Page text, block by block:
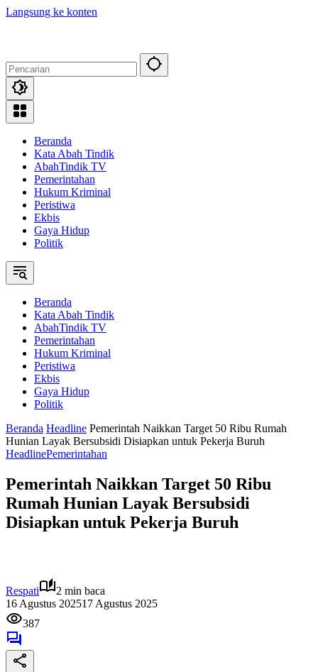
Langsung ke konten
Beranda
Kata Abah Tindik
AbahTindik TV
Pemerintahan
Hukum Kriminal
Peristiwa
Ekbis
Gaya Hidup
Politik
Beranda
Kata Abah Tindik
AbahTindik TV
Pemerintahan
Hukum Kriminal
Peristiwa
Ekbis
Gaya Hidup
Politik
Beranda Headline Pemerintah Naikkan Target 50 Ribu Rumah
Hunian Layak Bersubsidi Disiapkan untuk Pekerja Buruh
HeadlinePemerintahan
Pemerintah Naikkan Target 50 Ribu
Rumah Hunian Layak Bersubsidi
Disiapkan untuk Pekerja Buruh
Respati
2 min baca
16 Agustus 202517 Agustus 2025
387